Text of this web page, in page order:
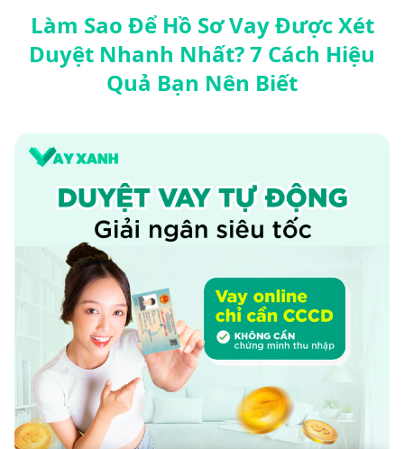
Làm Sao Để Hồ Sơ Vay Được Xét
Duyệt Nhanh Nhất? 7 Cách Hiệu
Quả Bạn Nên Biết